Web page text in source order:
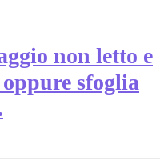
non letto e
sfoglia